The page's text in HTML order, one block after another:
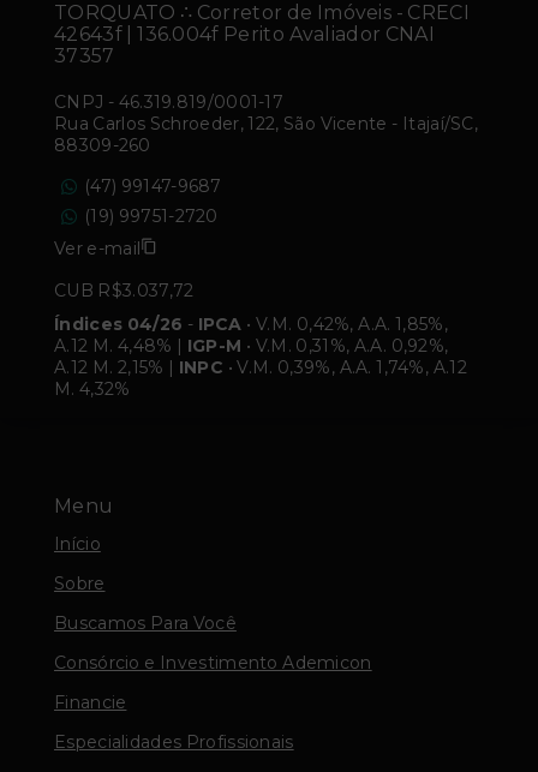
Menu
Início
Sobre
Buscamos Para Você
Consórcio e Investimento Ademicon
Financie
Especialidades Profissionais
TORQUATO ∴ Corretor de Imóveis - CRECI
42643f | 136.004f Perito Avaliador CNAI
37357
CNPJ - 46.319.819/0001-17
Rua Carlos Schroeder, 122, São Vicente - Itajaí/SC,
88309-260
(47) 99147-9687
(19) 99751-2720
Ver e-mail
CUB R$3.037,72
Índices 04/26 - IPCA • V.M. 0,42%, A.A. 1,85%,
A.12 M. 4,48% | IGP-M • V.M. 0,31%, A.A. 0,92%,
A.12 M. 2,15% | INPC • V.M. 0,39%, A.A. 1,74%, A.12
M. 4,32%